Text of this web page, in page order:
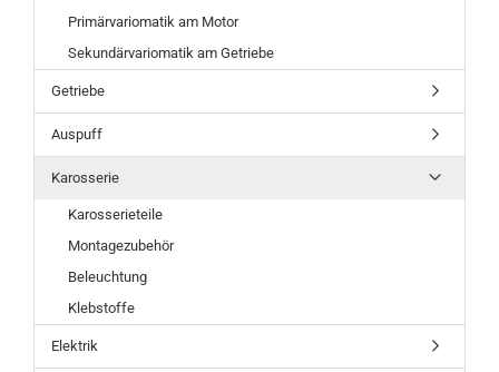
Primärvariomatik am Motor
Sekundärvariomatik am Getriebe
Getriebe
Auspuff
Karosserie
Karosserieteile
Montagezubehör
Beleuchtung
Klebstoffe
Elektrik